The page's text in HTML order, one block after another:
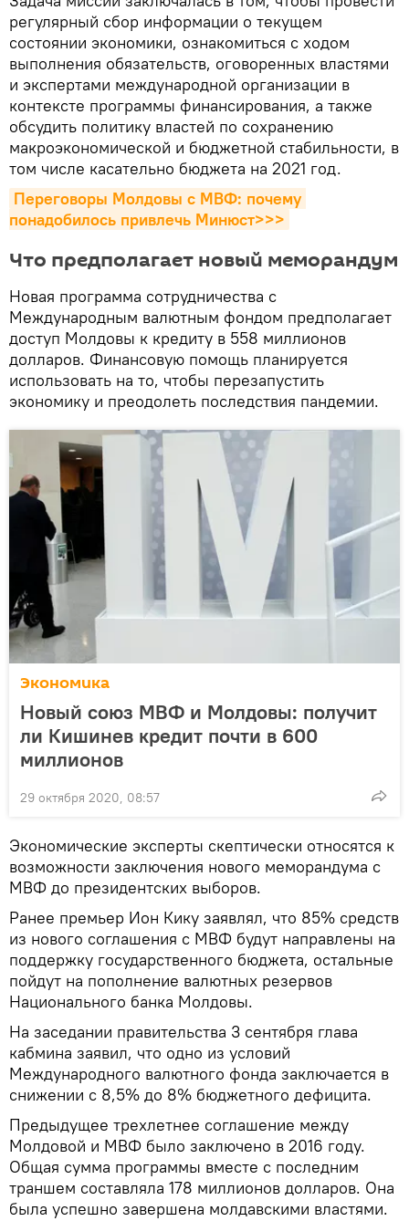
регулярный сбор информации о текущем
состоянии экономики, ознакомиться с ходом
выполнения обязательств, оговоренных властями
и экспертами международной организации в
контексте программы финансирования, а также
обсудить политику властей по сохранению
макроэкономической и бюджетной стабильности, в
том числе касательно бюджета на 2021 год.
Переговоры Молдовы с МВФ: почему
понадобилось привлечь Минюст>>>
Что предполагает новый меморандум
Новая программа сотрудничества с
Международным валютным фондом предполагает
доступ Молдовы к кредиту в 558 миллионов
долларов. Финансовую помощь планируется
использовать на то, чтобы перезапустить
экономику и преодолеть последствия пандемии.
Экономика
Новый союз МВФ и Молдовы: получит
ли Кишинев кредит почти в 600
миллионов
29 октября 2020, 08:57
Экономические эксперты скептически относятся к
возможности заключения нового меморандума с
МВФ до президентских выборов.
Ранее премьер Ион Кику заявлял, что 85% средств
из нового соглашения с МВФ будут направлены на
поддержку государственного бюджета, остальные
пойдут на пополнение валютных резервов
Национального банка Молдовы.
На заседании правительства 3 сентября глава
кабмина заявил, что одно из условий
Международного валютного фонда заключается в
снижении с 8,5% до 8% бюджетного дефицита.
Предыдущее трехлетнее соглашение между
Молдовой и МВФ было заключено в 2016 году.
Общая сумма программы вместе с последним
траншем составляла 178 миллионов долларов. Она
была успешно завершена молдавскими властями.